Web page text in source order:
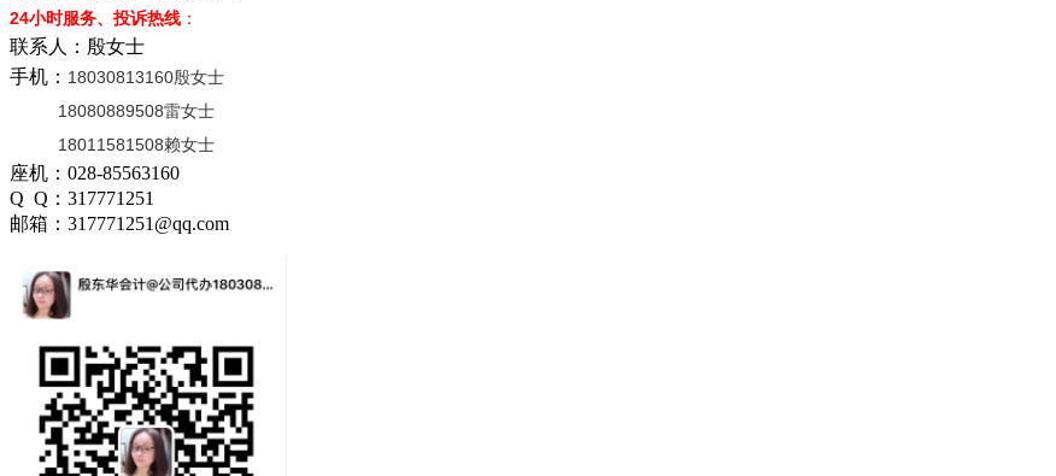
24小时服务、投诉热线 ：
联系人：殷女士
手机： 18030813160殷女士
18080889508雷女士
18011581508赖女士
座机：028-85563160
Q Q：317771251
邮箱：317771251@qq.com